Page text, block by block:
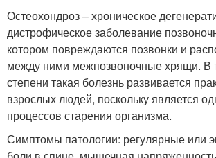
Остеохондроз – хроническое
дистрофическое заболевание
котором повреждаются позвонки и
между ними межпозвоночные хрящи. В
степени такая болезнь развивается
взрослых людей, поскольку является
процессов старения организма.
Симптомы патологии: регулярные или